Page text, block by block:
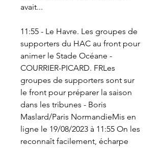
avait...
11:55 - Le Havre. Les groupes de
supporters du HAC au front pour
animer le Stade Océane -
COURRIER-PICARD. FRLes
groupes de supporters sont sur
le front pour préparer la saison
dans les tribunes - Boris
Maslard/Paris NormandieMis en
ligne le 19/08/2023 à 11:55 On les
reconnaît facilement, écharpe